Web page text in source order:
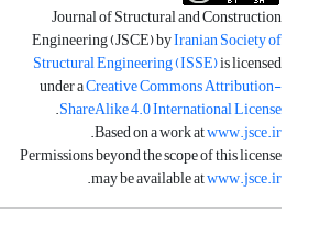
Journal of Structural and Construction
Engineering (JSCE) byIranian Society of
Structural Engineering (ISSE)is licensed
under aCreative Commons Attribution-
ShareAlike 4.0 International License
.
Based on a work atwww.jsce.ir
.
Permissions beyond the scope of this license
may be available atwww.jsce.ir
.